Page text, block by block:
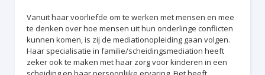
Vanuit haar voorliefde om te werken met mensen en mee
te denken over hoe mensen uit hun onderlinge conflicten
kunnen komen, is zij de mediationopleiding gaan volgen.
Haar specialisatie in familie/scheidingsmediation heeft
zeker ook te maken met haar zorg voor kinderen in een